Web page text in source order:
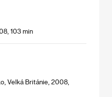
103 min
Velká Británie, 2008,